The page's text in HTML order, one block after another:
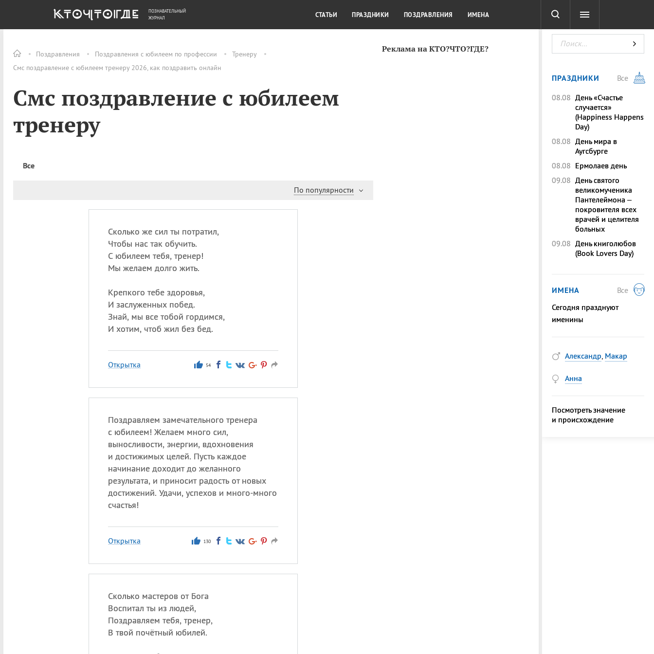
Поздравления Поздравления с юбилеем по профессии
Тренеру
Смс поздравление с юбилеем тренеру 2026, как поздравить онлайн
Смс поздравление с юбилеем
тренеру
Все
По популярности
Сколько же сил ты потратил,
Чтобы нас так обучить.
С юбилеем тебя, тренер!
Мы желаем долго жить.
Крепкого тебе здоровья,
И заслуженных побед.
Знай, мы все тобой гордимся,
И хотим, чтоб жил без бед.
Открытка 54
Поздравляем замечательного тренера
с юбилеем! Желаем много сил,
выносливости, энергии, вдохновения
и достижимых целей. Пусть каждое
начинание доходит до желанного
результата, и приносит радость от новых
достижений. Удачи, успехов и много-много
счастья!
Открытка 130
Сколько мастеров от Бога
Воспитал ты из людей,
Поздравляем тебя, тренер,
В твой почётный юбилей.
Реклама на КТО?ЧТО?ГДЕ?
ОБЩЕСТВО ДЕНЬГИ КУЛЬТУРА КРАСОТА ТЕСТЫ
ПОЗНАВАТЕЛЬНЫЙ
ЖУРНАЛ
СТАТЬИ ПРАЗДНИКИ ПОЗДРАВЛЕНИЯ ИМЕНА
ПРАЗДНИКИ
Все
08.08 День «Счастье
случается»
(Happiness Happens
Day)
08.08 День мира в
Аугсбурге
08.08 Ермолаев день
09.08 День святого
великомученика
Пантелеймона –
покровителя всех
врачей и целителя
больных
09.08 День книголюбов
(Book Lovers Day)
ИМЕНА
Все
Сегодня празднуют
именины
Александр, Макар
Анна
Посмотреть значение
и происхождение